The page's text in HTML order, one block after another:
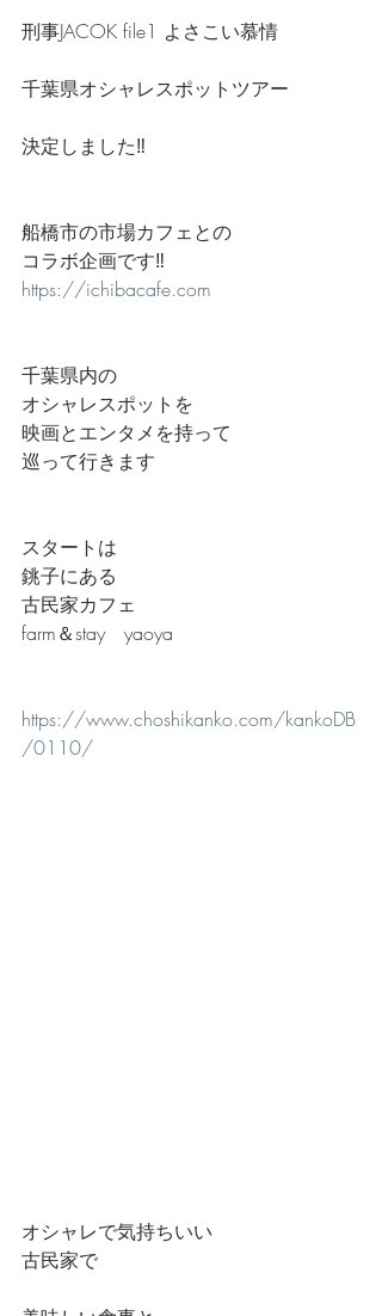
刑事JACOK file1 よさこい慕情
千葉県オシャレスポットツアー
決定しました‼️
船橋市の市場カフェとの
コラボ企画です‼️
https://ichibacafe.com
千葉県内の
オシャレスポットを
映画とエンタメを持って
巡って行きます
スタートは
銚子にある
古民家カフェ
farm＆stay　yaoya
https://www.choshikanko.com/kankoDB
/0110/
オシャレで気持ちいい
古民家で